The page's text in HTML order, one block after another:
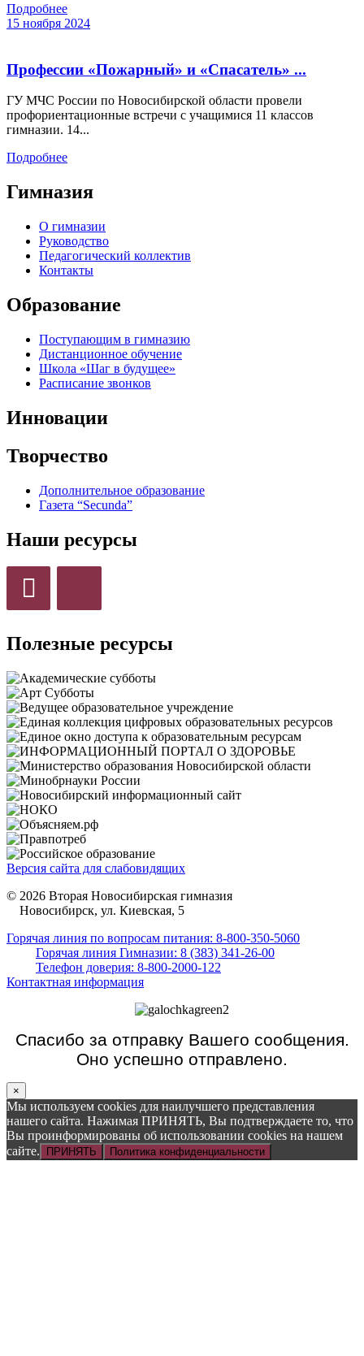
Подробнее
15 ноября 2024
Профессии «Пожарный» и «Спасатель» ...
ГУ МЧС России по Новосибирской области провели
профориентационные встречи с учащимися 11 классов
гимназии. 14...
Подробнее
Гимназия
О гимназии
Руководство
Педагогический коллектив
Контакты
Образование
Поступающим в гимназию
Дистанционное обучение
Школа «Шаг в будущее»
Расписание звонков
Инновации
Творчество
Дополнительное образование
Газета “Secunda”
Наши ресурсы
Полезные ресурсы
Версия сайта для слабовидящих
© 2026 Вторая Новосибирская гимназия
Новосибирск, ул. Киевская, 5
Горячая линия по вопросам питания: 8-800-350-5060
Горячая линия Гимназии: 8 (383) 341-26-00
Телефон доверия: 8-800-2000-122
Контактная информация
Спасибо за отправку Вашего сообщения.
Оно успешно отправлено.
×
Мы используем cookies для наилучшего представления
нашего сайта. Нажимая ПРИНЯТЬ, Вы подтверждаете то, что
Вы проинформированы об использовании cookies на нашем
сайте.
ПРИНЯТЬ Политика конфиденциальности